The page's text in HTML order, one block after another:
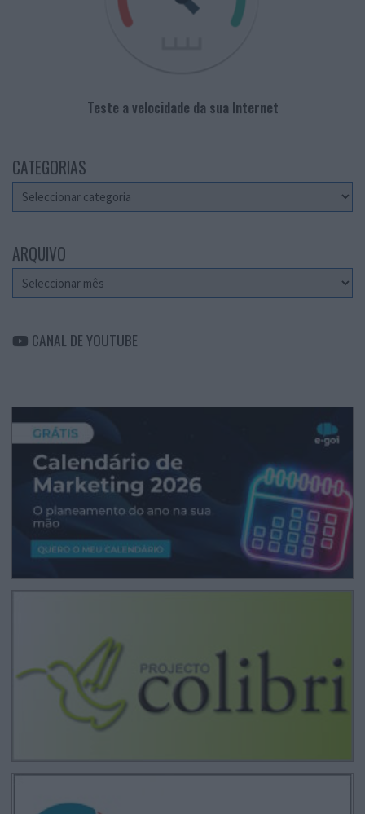
Teste a velocidade da sua Internet
CATEGORIAS
Categorias
ARQUIVO
Arquivo
CANAL DE YOUTUBE